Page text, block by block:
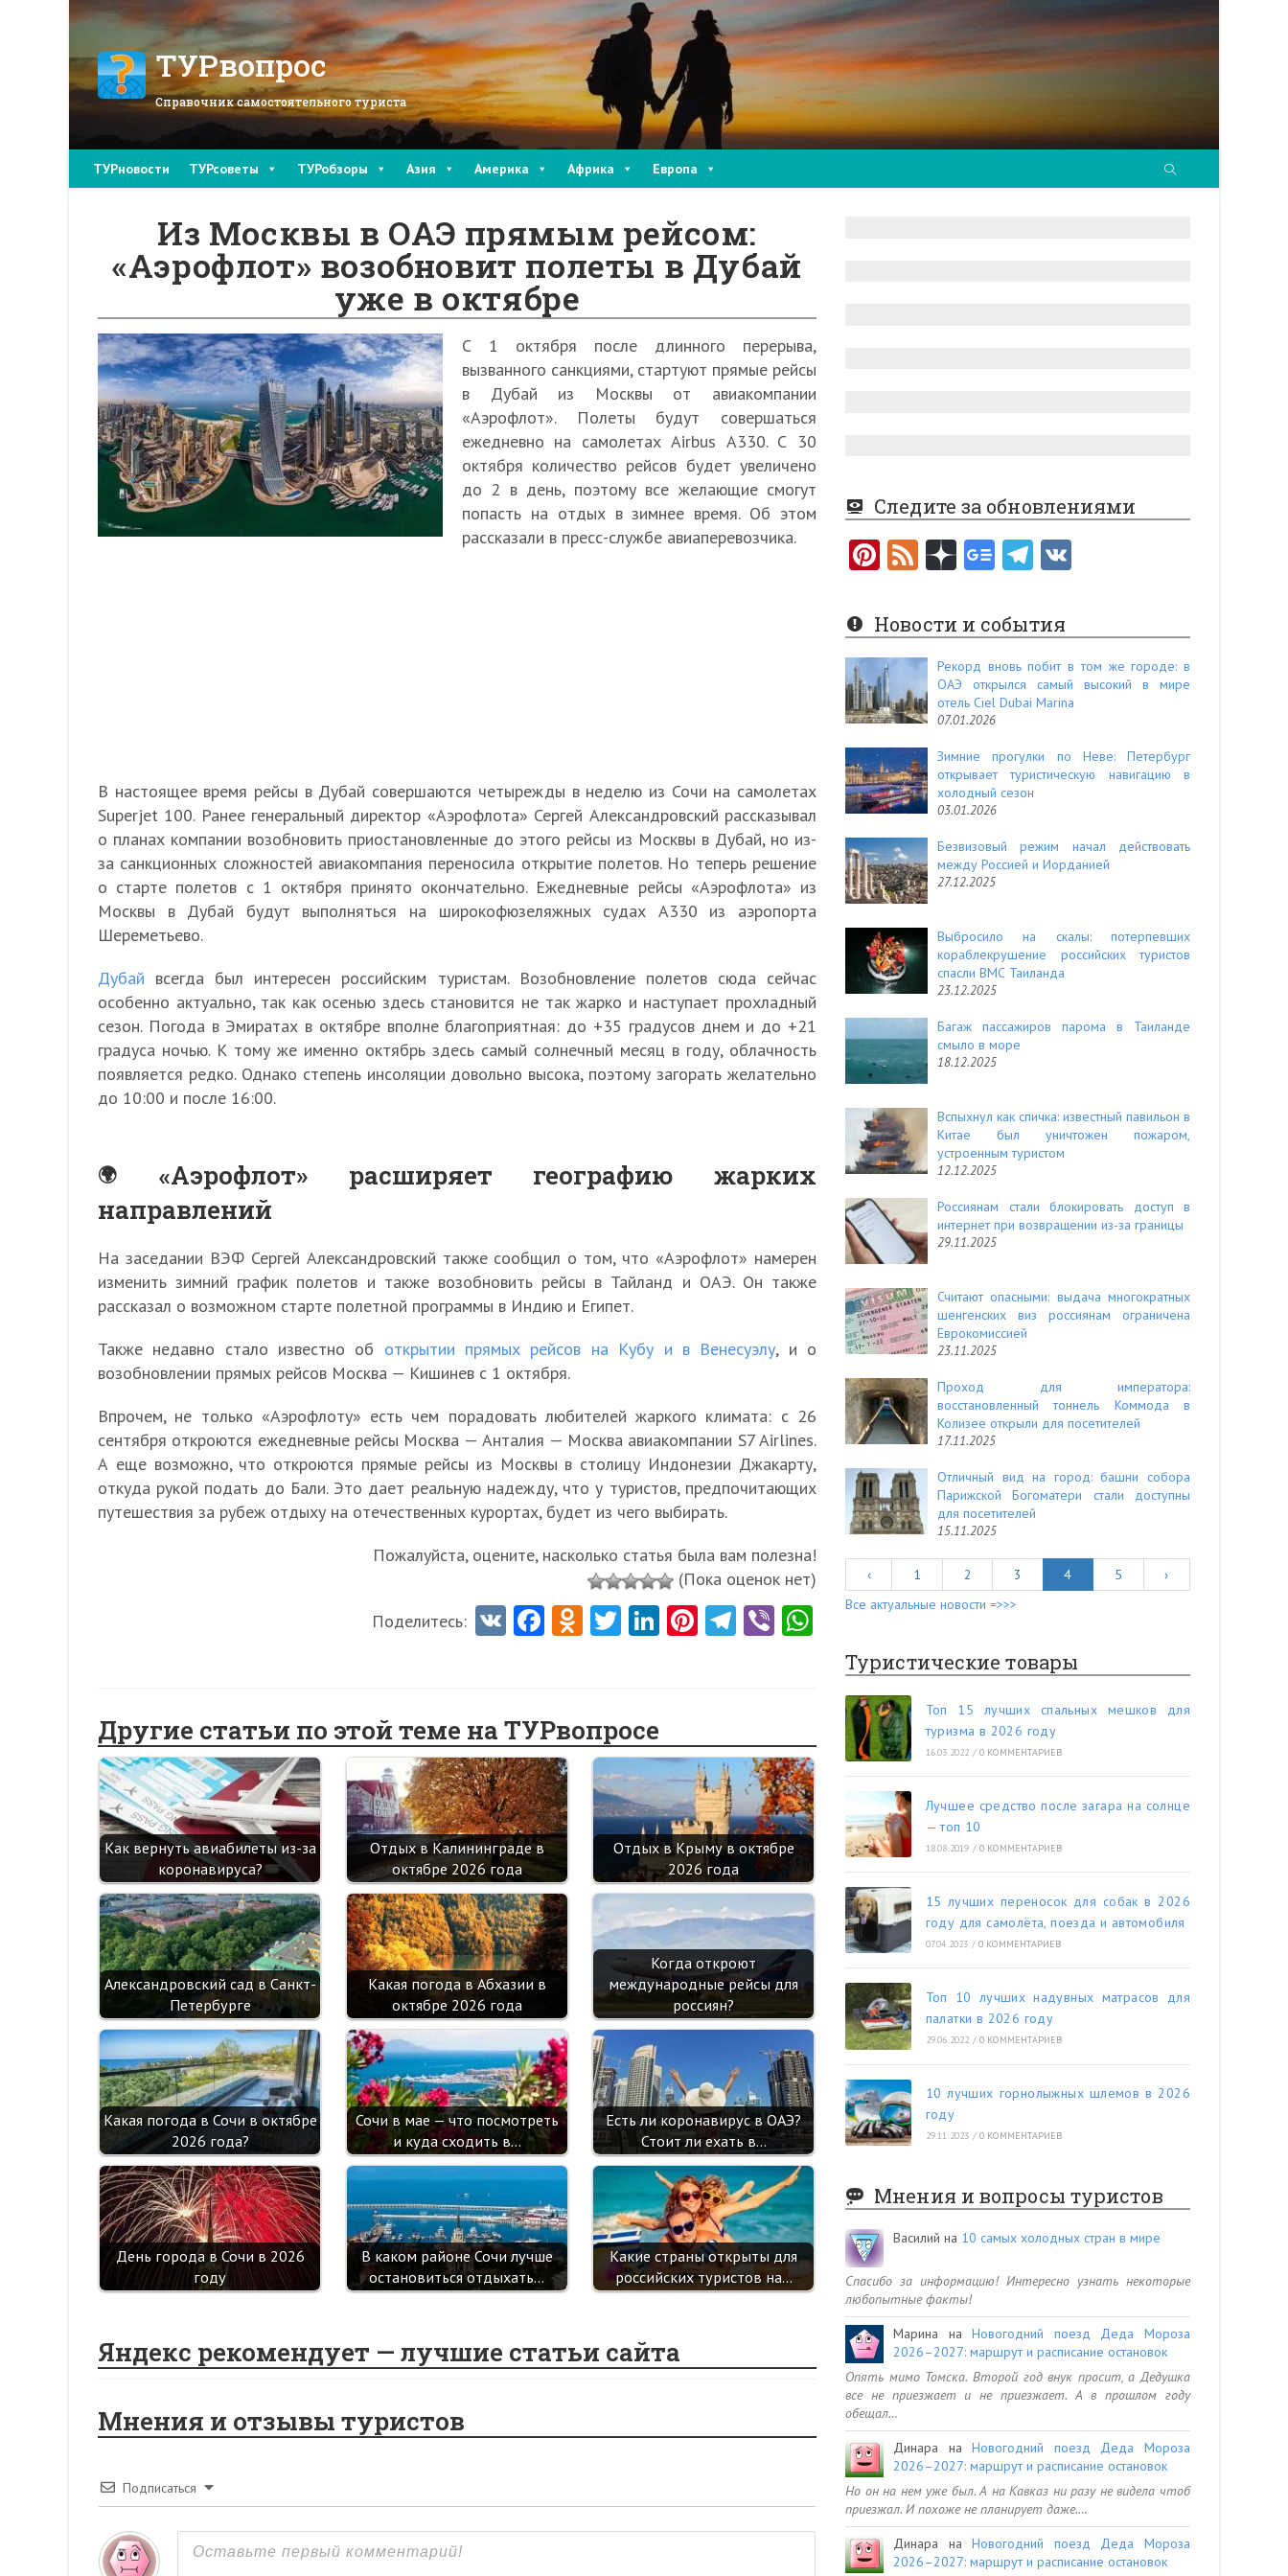
ТУРвопрос
Справочник самостоятельного туриста
ТУРновости ТУРсоветы ТУРобзоры Азия Америка Африка Европа
Из Москвы в ОАЭ прямым рейсом:
«Аэрофлот» возобновит полеты в Дубай
уже в октябре
С 1 октября после длинного перерыва,
вызванного санкциями, стартуют прямые рейсы
в Дубай из Москвы от авиакомпании
«Аэрофлот». Полеты будут совершаться
ежедневно на самолетах Airbus А330. С 30
октября количество рейсов будет увеличено
до 2 в день, поэтому все желающие смогут
попасть на отдых в зимнее время. Об этом
рассказали в пресс-службе авиаперевозчика.
В настоящее время рейсы в Дубай совершаются четырежды в неделю из Сочи на самолетах
Superjet 100. Ранее генеральный директор «Аэрофлота» Сергей Александровский рассказывал
о планах компании возобновить приостановленные до этого рейсы из Москвы в Дубай, но из-
за санкционных сложностей авиакомпания переносила открытие полетов. Но теперь решение
о старте полетов с 1 октября принято окончательно. Ежедневные рейсы «Аэрофлота» из
Москвы в Дубай будут выполняться на широкофюзеляжных судах А330 из аэропорта
Шереметьево.
Дубай всегда был интересен российским туристам. Возобновление полетов сюда сейчас
особенно актуально, так как осенью здесь становится не так жарко и наступает прохладный
сезон. Погода в Эмиратах в октябре вполне благоприятная: до +35 градусов днем и до +21
градуса ночью. К тому же именно октябрь здесь самый солнечный месяц в году, облачность
появляется редко. Однако степень инсоляции довольно высока, поэтому загорать желательно
до 10:00 и после 16:00.
«Аэрофлот» расширяет географию жарких
направлений
На заседании ВЭФ Сергей Александровский также сообщил о том, что «Аэрофлот» намерен
изменить зимний график полетов и также возобновить рейсы в Тайланд и ОАЭ. Он также
рассказал о возможном старте полетной программы в Индию и Египет.
Также недавно стало известно об открытии прямых рейсов на Кубу и в Венесуэлу, и о
возобновлении прямых рейсов Москва — Кишинев с 1 октября.
Впрочем, не только «Аэрофлоту» есть чем порадовать любителей жаркого климата: с 26
сентября откроются ежедневные рейсы Москва — Анталия — Москва авиакомпании S7 Airlines.
А еще возможно, что откроются прямые рейсы из Москвы в столицу Индонезии Джакарту,
откуда рукой подать до Бали. Это дает реальную надежду, что у туристов, предпочитающих
путешествия за рубеж отдыху на отечественных курортах, будет из чего выбирать.
Пожалуйста, оцените, насколько статья была вам полезна!
(Пока оценок нет)
Поделитесь:
VFa
o
k
O
kl
as
sn
ik
T Li
n
Pi
t
Te
m
Vi
Другие статьи по этой теме на ТУРвопросе
Как вернуть авиабилеты из-за
коронавируса?
Отдых в Калининграде в
октябре 2026 года
Отдых в Крыму в октябре
2026 года
Александровский сад в Санкт-
Петербурге
Какая погода в Абхазии в
октябре 2026 года
Когда откроют
международные рейсы для
россиян?
Какая погода в Сочи в октябре
2026 года?
Сочи в мае — что посмотреть
и куда сходить в…
Есть ли коронавирус в ОАЭ?
Стоит ли ехать в…
День города в Сочи в 2026
году
В каком районе Сочи лучше
остановиться отдыхать…
Какие страны открыты для
российских туристов на…
Яндекс рекомендует — лучшие статьи сайта
Мнения и отзывы туристов
Подписаться
Следите за обновлениями
Pi
er
es
t
F
e
d
Новости и события
Рекорд вновь побит в том же городе: в
ОАЭ открылся самый высокий в мире
отель Ciel Dubai Marina
07.01.2026
Зимние прогулки по Неве: Петербург
открывает туристическую навигацию в
холодный сезон
03.01.2026
Безвизовый режим начал действовать
между Россией и Иорданией
27.12.2025
Выбросило на скалы: потерпевших
кораблекрушение российских туристов
спасли ВМС Таиланда
23.12.2025
Багаж пассажиров парома в Таиланде
смыло в море
18.12.2025
Вспыхнул как спичка: известный павильон в
Китае был уничтожен пожаром,
устроенным туристом
12.12.2025
Россиянам стали блокировать доступ в
интернет при возвращении из-за границы
29.11.2025
Считают опасными: выдача многократных
шенгенских виз россиянам ограничена
Еврокомиссией
23.11.2025
Проход для императора:
восстановленный тоннель Коммода в
Колизее открыли для посетителей
17.11.2025
Отличный вид на город: башни собора
Парижской Богоматери стали доступны
для посетителей
15.11.2025
‹ 1 2 3 4 5
›
Все актуальные новости =>>>
Туристические товары
Топ 15 лучших спальных мешков для
туризма в 2026 году
16.03.2022 / 0 КОММЕНТАРИЕВ
Лучшее средство после загара на солнце
— топ 10
18.08.2019 / 0 КОММЕНТАРИЕВ
15 лучших переносок для собак в 2026
году для самолёта, поезда и автомобиля
07.04.2023 / 0 КОММЕНТАРИЕВ
Топ 10 лучших надувных матрасов для
палатки в 2026 году
29.06.2022 / 0 КОММЕНТАРИЕВ
10 лучших горнолыжных шлемов в 2026
году
29.11.2023 / 0 КОММЕНТАРИЕВ
Мнения и вопросы туристов
Василий на 10 самых холодных стран в мире
Спасибо за информацию! Интересно узнать некоторые
любопытные факты!
Марина наНовогодний поезд Деда Мороза
2026–2027: маршрут и расписание остановок
Опять мимо Томска. Второй год внук просит, а Дедушка
все не приезжает и не приезжает. А в прошлом году
обещал…
Динара наНовогодний поезд Деда Мороза
2026–2027: маршрут и расписание остановок
Но он на нем уже был. А на Кавказ ни разу не видела чтоб
приезжал. И похоже не планирует даже.…
Динара наНовогодний поезд Деда Мороза
2026–2027: маршрут и расписание остановок